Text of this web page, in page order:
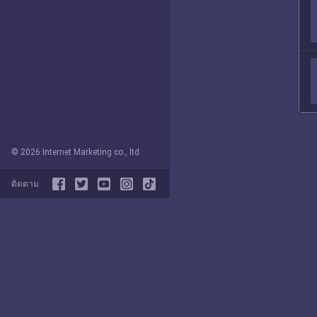
© 2026 Internet Marketing co., ltd
ติดตาม